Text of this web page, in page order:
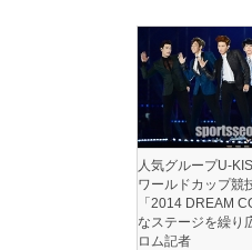
人気グループU-
ワールドカップ競
「2014 DREAM
なステージを繰り
ロム記者